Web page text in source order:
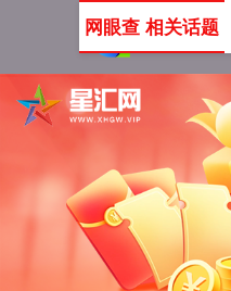
网眼查 相关话题